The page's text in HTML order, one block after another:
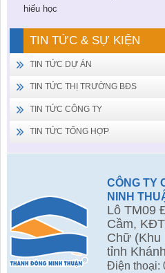
hiếu học
TIN TỨC & SỰ KIỆN
TIN TỨC DỰ ÁN
TIN TỨC THỊ TRƯỜNG BĐS
TIN TỨC CÔNG TY
TIN TỨC TỔNG HỢP
CÔNG TY
NINH
Lô TM09
Cầm,
Chữ (Khu
tỉnh
Điện thoại: